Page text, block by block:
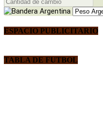
ESPACIO PUBLICITARIO
TABLA DE FUTBOL